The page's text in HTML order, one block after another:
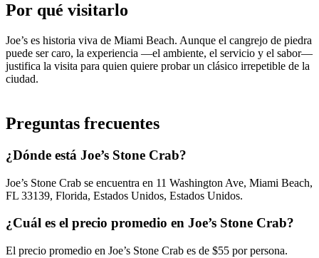
Por qué visitarlo
Joe’s es historia viva de Miami Beach. Aunque el cangrejo de piedra
puede ser caro, la experiencia —el ambiente, el servicio y el sabor—
justifica la visita para quien quiere probar un clásico irrepetible de la
ciudad.
Preguntas frecuentes
¿Dónde está Joe’s Stone Crab?
Joe’s Stone Crab se encuentra en 11 Washington Ave, Miami Beach,
FL 33139, Florida, Estados Unidos, Estados Unidos.
¿Cuál es el precio promedio en Joe’s Stone Crab?
El precio promedio en Joe’s Stone Crab es de $55 por persona.